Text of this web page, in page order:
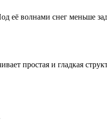
волнами снег меньше
простая и гладкая